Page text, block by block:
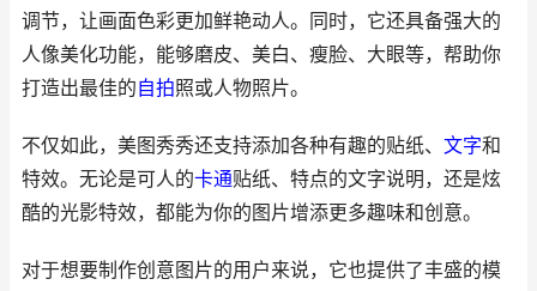
调节，让画面色彩更加鲜艳动人。同时，它还具备强大的
人像美化功能，能够磨皮、美白、瘦脸、大眼等，帮助你
打造出最佳的自拍照或人物照片。
不仅如此，美图秀秀还支持添加各种有趣的贴纸、 文字和
特效。无论是可人的卡通贴纸、特点的文字说明，还是炫
酷的光影特效，都能为你的图片增添更多趣味和创意。
对于想要制作创意图片的用户来说，它也提供了丰盛的模